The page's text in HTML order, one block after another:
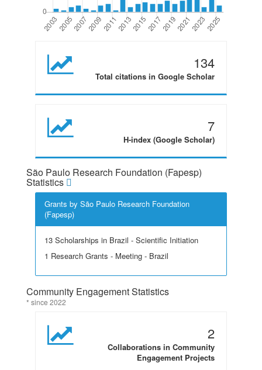
134
Total citations in Google Scholar
7
H-index (Google Scholar)
São Paulo Research Foundation (Fapesp)
Statistics
Grants by São Paulo Research Foundation
(Fapesp)
13 Scholarships in Brazil - Scientific Initiation
1 Research Grants - Meeting - Brazil
Community Engagement Statistics
* since 2022
2
Collaborations in Community
Engagement Projects